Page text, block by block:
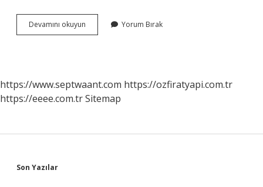
Devamını okuyun
Dışı
Yorum Bırak
https://www.septwaant.com https://ozfiratyapi.com.tr
https://eeee.com.trSitemap
Sidebar
Son Yazılar